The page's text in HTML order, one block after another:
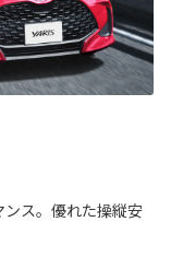
ス。優れた操縦安